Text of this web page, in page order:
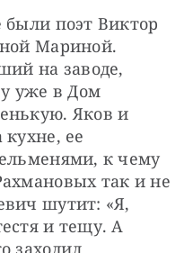
были поэт Виктор
Мариной.
на заводе,
уже в Дом
Яков и
ее
к чему
так и не
шутит: «Я,
и тещу. А